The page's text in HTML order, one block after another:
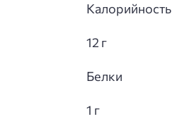
Калорийность
12 г
Белки
1 г